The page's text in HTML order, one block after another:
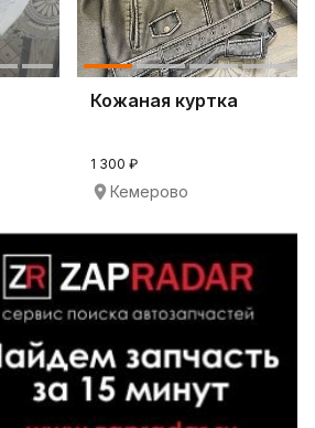
Кожаная куртка
1 300 ₽
Кемерово